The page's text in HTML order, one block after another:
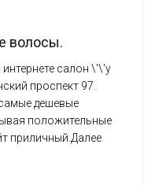
волосы.
салон \'\'у
проспект 97.
дешевые
положительные
приличный.Далее